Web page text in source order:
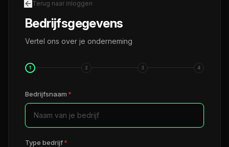
Terug naar inloggen
Bedrijfsgegevens
Vertel ons over je onderneming
1 2 3 4
Bedrijfsnaam*
Type bedrijf*